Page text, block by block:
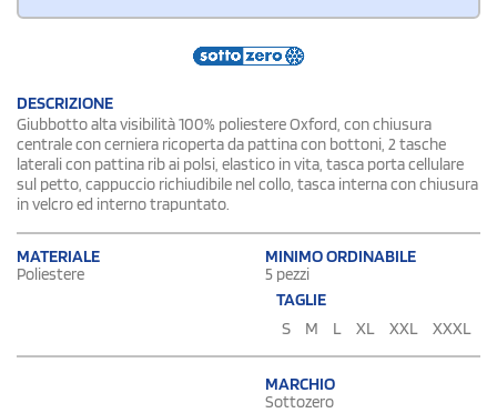
DESCRIZIONE
Giubbotto alta visibilità 100% poliestere Oxford, con chiusura
centrale con cerniera ricoperta da pattina con bottoni, 2 tasche
laterali con pattina rib ai polsi, elastico in vita, tasca porta cellulare
sul petto, cappuccio richiudibile nel collo, tasca interna con chiusura
in velcro ed interno trapuntato.
MATERIALE
Poliestere
MINIMO ORDINABILE
5 pezzi
TAGLIE
S
M L XL XXL XXXL
MARCHIO
Sottozero